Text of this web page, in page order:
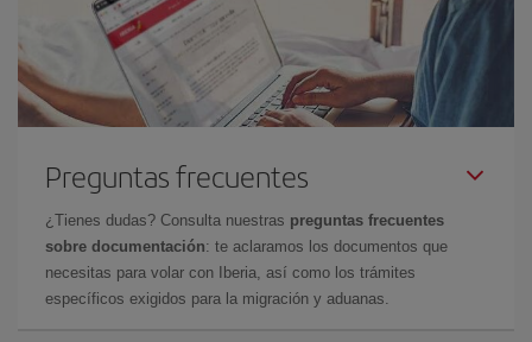
Preguntas frecuentes
¿Tienes dudas? Consulta nuestras preguntas frecuentes
sobre documentación: te aclaramos los documentos que
necesitas para volar con Iberia, así como los trámites
específicos exigidos para la migración y aduanas.